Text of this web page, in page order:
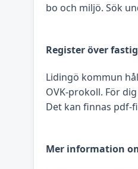
bo och miljö. Sök
Register över
Lidingö kommun
OVK-prokoll. För
Det kan finnas pdf-
Mer information